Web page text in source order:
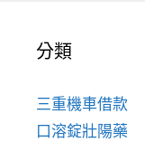
分類
三重機車借款
口溶錠壯陽藥